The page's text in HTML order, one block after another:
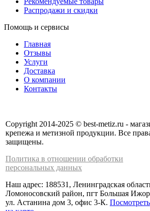
Распродажи и скидки
Помощь и сервисы
Главная
Отзывы
Услуги
Доставка
О компании
Контакты
Copyright 2014-2025 © best-metiz.ru -
крепежа и метизной продукции. Все
защищены.
Политика в отношении обработки
персональных данных
Наш адрес: 188531, Ленинградская
Ломоносовский район, пгт Большая
ул. Астанина дом 3, офис 3-К. Посмотреть